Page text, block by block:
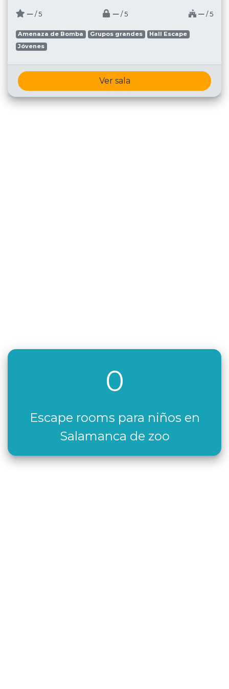
─ / 5 ─ / 5 ─ / 5
Amenaza de Bomba Grupos grandes
Hall Escape
Jóvenes
Ver sala
0
Escape rooms para niños en
Salamanca de zoo